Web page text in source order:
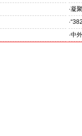
·凝
·
·中